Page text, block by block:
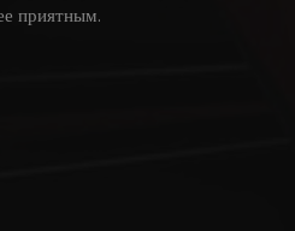
приятным.